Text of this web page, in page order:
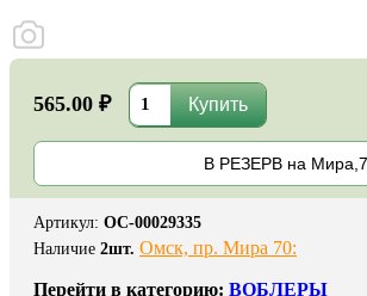
565.00 ₽
В РЕЗЕРВ на
Артикул: ОС-00029335
Наличие 2шт. Омск, пр. Мира 70:
Перейти в категорию: ВОБЛЕРЫ